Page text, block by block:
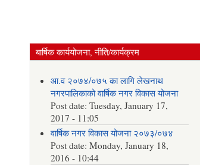
बार्षिक कार्ययोजना, नीति/कार्यक्रम
आ.व २०७४/०७५ का लागि लेखनाथ
नगरपालिकाको वार्षिक नगर विकास योजना
Post date: Tuesday, January 17,
2017 - 11:05
वार्षिक नगर विकास योजना २०७३/०७४
Post date: Monday, January 18,
2016 - 10:44